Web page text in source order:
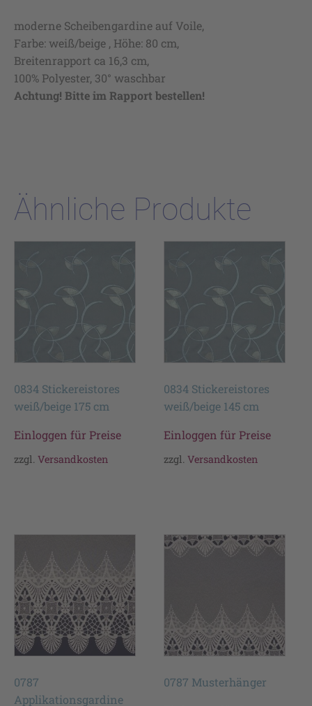
moderne Scheibengardine auf Voile,
Farbe: weiß/beige , Höhe: 80 cm,
Breitenrapport ca 16,3 cm,
100% Polyester, 30° waschbar
Achtung! Bitte im Rapport bestellen!
Ähnliche Produkte
0834 Stickereistores
weiß/beige 175 cm
Einloggen für Preise
zzgl. Versandkosten
0834 Stickereistores
weiß/beige 145 cm
Einloggen für Preise
zzgl.Versandkosten
0787
Applikationsgardine
0787 Musterhänger